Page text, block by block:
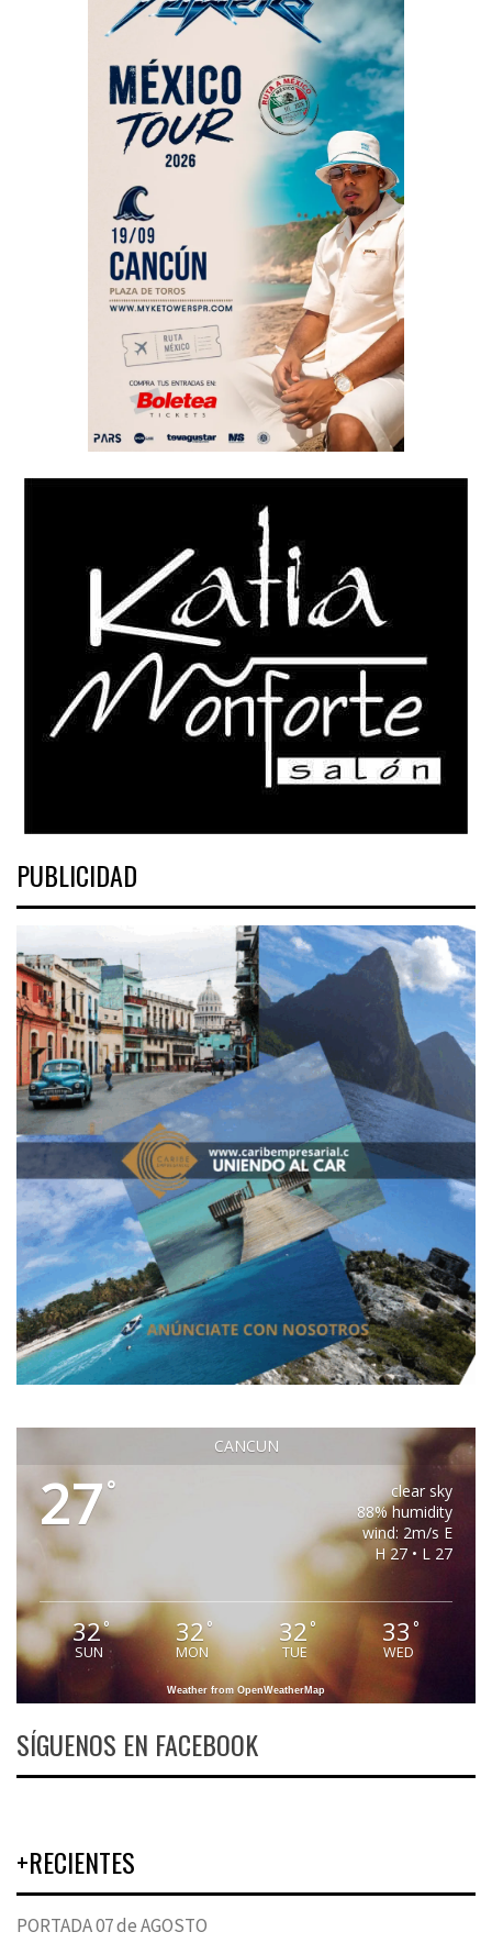
PUBLICIDAD
CANCUN
27°
clear sky
88% humidity
wind: 2m/s E
H 27 • L 27
32°
SUN
32°
MON
32°
TUE
33°
WED
Weather from OpenWeatherMap
SÍGUENOS EN FACEBOOK
+RECIENTES
PORTADA 07 de AGOSTO